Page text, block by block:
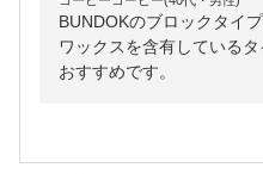
BUNDOKのブロックタイ
ワックスを含有している
おすすめです。